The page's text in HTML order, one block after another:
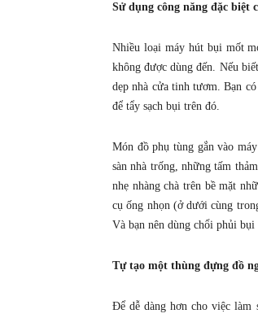
Sử dụng công năng đặc biệt
Nhiều loại máy hút bụi mốt
không được dùng đến. Nếu
dẹp nhà cửa tinh tươm. Bạn
để tẩy sạch bụi trên đó.
Món đồ phụ tùng gắn vào
sàn nhà trống, những tấm
nhẹ nhàng chà trên bề mặt
cụ ống nhọn (ở dưới cùng
Và bạn nên dùng chổi phủi
Tự tạo một thùng đựng đồ
Để dễ dàng hơn cho việc làm